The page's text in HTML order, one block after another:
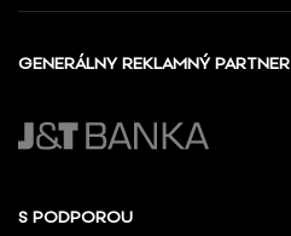
GENERÁLNY REKLAMNÝ PARTNER
S PODPOROU